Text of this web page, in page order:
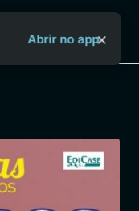
Bancah
Abrir no app×